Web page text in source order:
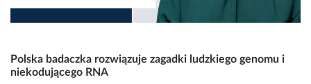
Polska badaczka rozwiązuje zagadki ludzkiego genomu i
niekodującego RNA